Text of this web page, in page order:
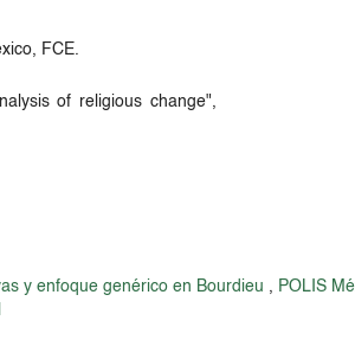
FCE.
of religious change",
y enfoque genérico en Bourdieu , POLIS